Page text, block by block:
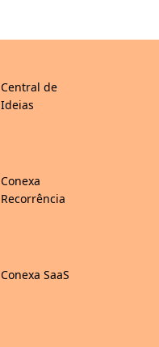
Central de
Ideias
Conexa
Recorrência
Conexa SaaS